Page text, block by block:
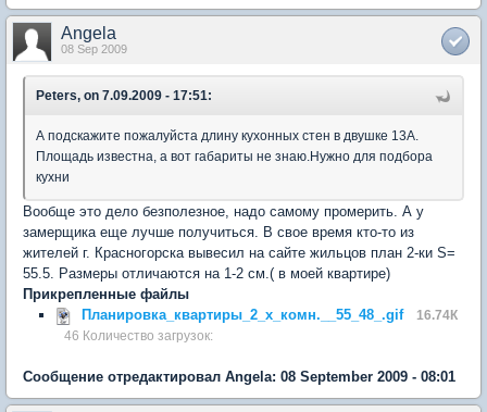
Angela
08 Sep 2009
Peters, on 7.09.2009 - 17:51:
А подскажите пожалуйста длину кухонных стен в двушке 13А.
Площадь известна, а вот габариты не знаю.Нужно для подбора
кухни
Вообще это дело безполезное, надо самому промерить. А у
замерщика еще лучше получиться. В свое время кто-то из
жителей г. Красногорска вывесил на сайте жильцов план 2-ки S=
55.5. Размеры отличаются на 1-2 см.( в моей квартире)
Прикрепленные файлы
Планировка_квартиры_2_х_комн.__55_48_.gif
16.74К
46 Количество загрузок:
Сообщение отредактировал Angela: 08 September 2009 - 08:01